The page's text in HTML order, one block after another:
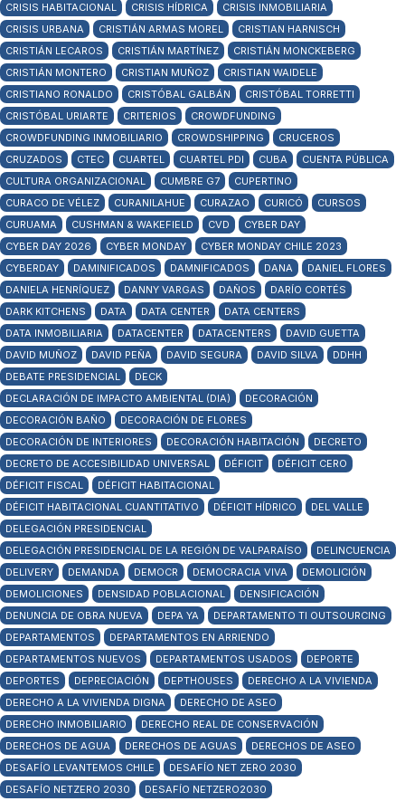
CRISIS HABITACIONAL CRISIS HÍDRICA
CRISIS INMOBILIARIA
CRISIS URBANA
CRISTIÁN ARMAS MOREL
CRISTIAN HARNISCH
CRISTIÁN LECAROS
CRISTIÁN MARTÍNEZ
CRISTIÁN MONCKEBERG
CRISTIÁN MONTERO
CRISTIAN MUÑOZ
CRISTIAN WAIDELE
CRISTIANO RONALDO
CRISTÓBAL GALBÁN
CRISTÓBAL TORRETTI
CRISTÓBAL URIARTE
CRITERIOS
CROWDFUNDING
CROWDFUNDING INMOBILIARIO
CROWDSHIPPING
CRUCEROS
CRUZADOS
CTEC CUARTEL CUARTEL PDI CUBA
CUENTA PÚBLICA
CULTURA ORGANIZACIONAL
CUMBRE G7
CUPERTINO
CURACO DE VÉLEZ
CURANILAHUE CURAZAO CURICÓ
CURSOS
CURUAMA
CUSHMAN & WAKEFIELD CVD
CYBER DAY
CYBER DAY 2026
CYBER MONDAY
CYBER MONDAY CHILE 2023
CYBERDAY
DAMINIFICADOS DAMNIFICADOS DANA
DANIEL FLORES
DANIELA HENRÍQUEZ
DANNY VARGAS DAÑOS
DARÍO CORTÉS
DARK KITCHENS
DATA DATA CENTER
DATA CENTERS
DATA INMOBILIARIA
DATACENTER DATACENTERS
DAVID GUETTA
DAVID MUÑOZ
DAVID PEÑA DAVID SEGURA DAVID SILVA
DDHH
DEBATE PRESIDENCIAL
DECK
DECLARACIÓN DE IMPACTO AMBIENTAL (DIA)
DECORACIÓN
DECORACIÓN BAÑO
DECORACIÓN DE FLORES
DECORACIÓN DE INTERIORES
DECORACIÓN HABITACIÓN
DECRETO
DECRETO DE ACCESIBILIDAD UNIVERSAL
DÉFICIT
DÉFICIT CERO
DÉFICIT FISCAL
DÉFICIT HABITACIONAL
DÉFICIT HABITACIONAL CUANTITATIVO
DÉFICIT HÍDRICO
DEL VALLE
DELEGACIÓN PRESIDENCIAL
DELEGACIÓN PRESIDENCIAL DE LA REGIÓN DE VALPARAÍSO
DELINCUENCIA
DELIVERY
DEMANDA DEMOCR DEMOCRACIA VIVA
DEMOLICIÓN
DEMOLICIONES
DENSIDAD POBLACIONAL
DENSIFICACIÓN
DENUNCIA DE OBRA NUEVA
DEPA YA
DEPARTAMENTO TI OUTSOURCING
DEPARTAMENTOS
DEPARTAMENTOS EN ARRIENDO
DEPARTAMENTOS NUEVOS
DEPARTAMENTOS USADOS
DEPORTE
DEPORTES
DEPRECIACIÓN DEPTHOUSES
DERECHO A LA VIVIENDA
DERECHO A LA VIVIENDA DIGNA
DERECHO DE ASEO
DERECHO INMOBILIARIO
DERECHO REAL DE CONSERVACIÓN
DERECHOS DE AGUA
DERECHOS DE AGUAS
DERECHOS DE ASEO
DESAFÍO LEVANTEMOS CHILE
DESAFÍO NET ZERO 2030
DESAFÍO NETZERO 2030
DESAFÍO NETZERO2030